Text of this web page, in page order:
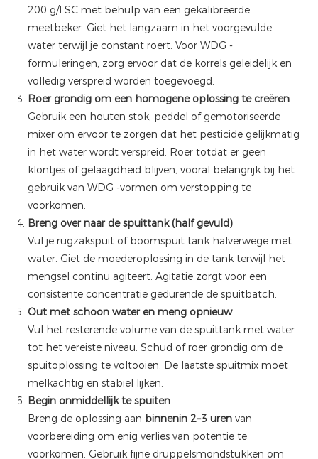
200 g/l SC met behulp van een gekalibreerde
meetbeker. Giet het langzaam in het voorgevulde
water terwijl je constant roert. Voor WDG -
formuleringen, zorg ervoor dat de korrels geleidelijk en
volledig verspreid worden toegevoegd.
Roer grondig om een ​​homogene oplossing te creëren
Gebruik een houten stok, peddel of gemotoriseerde
mixer om ervoor te zorgen dat het pesticide gelijkmatig
in het water wordt verspreid. Roer totdat er geen
klontjes of gelaagdheid blijven, vooral belangrijk bij het
gebruik van WDG -vormen om verstopping te
voorkomen.
Breng over naar de spuittank (half gevuld)
Vul je rugzakspuit of boomspuit tank halverwege met
water. Giet de moederoplossing in de tank terwijl het
mengsel continu agiteert. Agitatie zorgt voor een
consistente concentratie gedurende de spuitbatch.
Out met schoon water en meng opnieuw
Vul het resterende volume van de spuittank met water
tot het vereiste niveau. Schud of roer grondig om de
spuitoplossing te voltooien. De laatste spuitmix moet
melkachtig en stabiel lijken.
Begin onmiddellijk te spuiten
Breng de oplossing aan binnenin 2–3 uren van
voorbereiding om enig verlies van potentie te
voorkomen. Gebruik fijne druppelsmondstukken om